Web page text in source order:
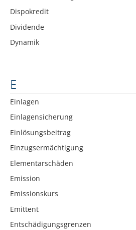
Dispokredit
Dividende
Dynamik
E
Einlagen
Einlagensicherung
Einlösungsbeitrag
Einzugsermächtigung
Elementarschäden
Emission
Emissionskurs
Emittent
Entschädigungsgrenzen